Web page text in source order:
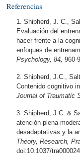
Referencias
Shipherd, J. C.,
Evaluación del
hacer frente a la
enfoques de
Psychology, 84, 960-
Shipherd, J.C.,
Contenido cognitivo
Journal of Traumatic
Shipherd, J.C. &
atención plena
desadaptativas y la
Theory, Research,
doi:10.1037/